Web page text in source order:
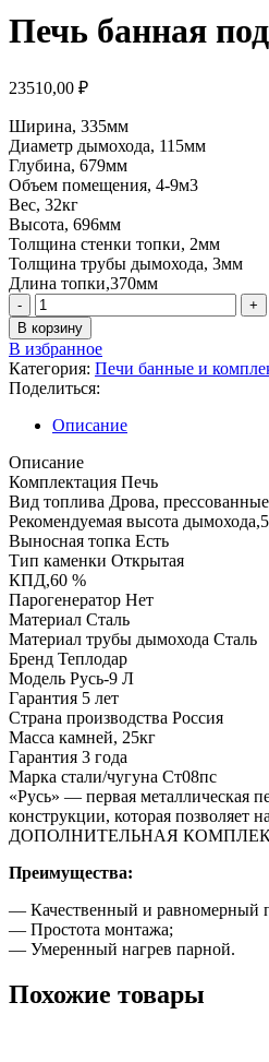
Печь банная
23510,00 ₽
Ширина, 335мм
Диаметр дымохода, 115мм
Глубина, 679мм
Объем помещения, 4-9м3
Вес, 32кг
Высота, 696мм
Толщина стенки топки, 2мм
Толщина трубы дымохода, 3мм
Длина топки,370мм
В корзину
В избранное
Категория: Печи банные и
Поделиться:
Описание
Описание
Комплектация Печь
Вид топлива Дрова,
Рекомендуемая высота
Выносная топка Есть
Тип каменки Открытая
КПД,60 %
Парогенератор Нет
Материал Сталь
Материал трубы дымохода Сталь
Бренд Теплодар
Модель Русь-9 Л
Гарантия 5 лет
Страна производства Россия
Масса камней, 25кг
Гарантия 3 года
Марка стали/чугуна Ст08пс
«Русь» — первая металлическая
конструкции, которая позволяет
ДОПОЛНИТЕЛЬНАЯ
Преимущества:
— Качественный и равномерный
— Простота монтажа;
— Умеренный нагрев парной.
Похожие товары